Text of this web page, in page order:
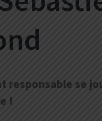
responsable se
!